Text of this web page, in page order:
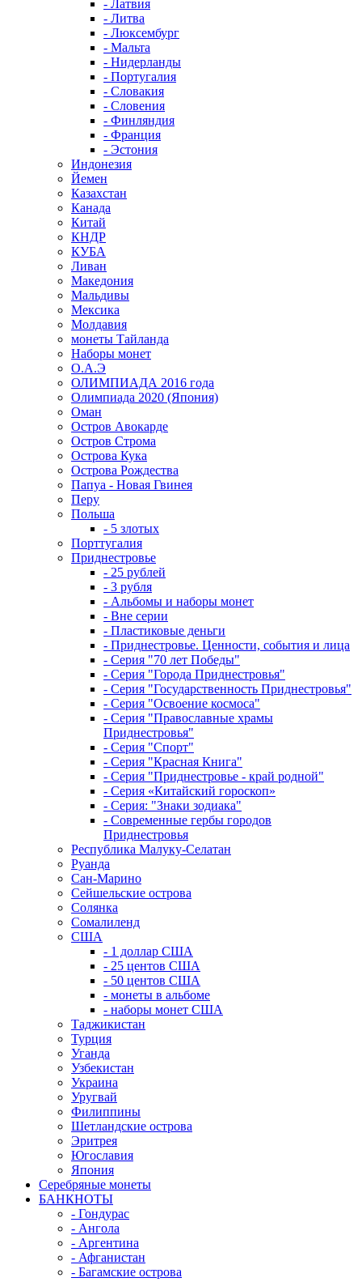
- Латвия
- Литва
- Люксембург
- Мальта
- Нидерланды
- Португалия
- Словакия
- Словения
- Финляндия
- Франция
- Эстония
Индонезия
Йемен
Казахстан
Канада
Китай
КНДР
КУБА
Ливан
Македония
Мальдивы
Мексика
Молдавия
монеты Тайланда
Наборы монет
О.А.Э
ОЛИМПИАДА 2016 года
Олимпиада 2020 (Япония)
Оман
Остров Авокарде
Остров Строма
Острова Кука
Острова Рождества
Папуа - Новая Гвинея
Перу
Польша
- 5 злотых
Порттугалия
Приднестровье
- 25 рублей
- 3 рубля
- Альбомы и наборы монет
- Вне серии
- Пластиковые деньги
- Приднестровье. Ценности, события и лица
- Серия "70 лет Победы"
- Серия "Города Приднестровья"
- Серия "Государственность Приднестровья"
- Серия "Освоение космоса"
- Серия "Православные храмы
Приднестровья"
- Серия "Спорт"
- Серия "Красная Книга"
- Серия "Приднестровье - край родной"
- Серия «Китайский гороскоп»
- Серия: "Знаки зодиака"
- Современные гербы городов
Приднестровья
Республика Малуку-Селатан
Руанда
Сан-Марино
Сейшельские острова
Солянка
Сомалиленд
США
- 1 доллар США
- 25 центов США
- 50 центов США
- монеты в альбоме
- наборы монет США
Таджикистан
Турция
Уганда
Узбекистан
Украина
Уругвай
Филиппины
Шетландские острова
Эритрея
Югославия
Япония
Серебряные монеты
БАНКНОТЫ
- Гондурас
- Ангола
- Аргентина
- Афганистан
- Багамские острова